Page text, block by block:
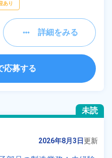
あり
詳細をみる
応募する
未読
2026年8月3日更新